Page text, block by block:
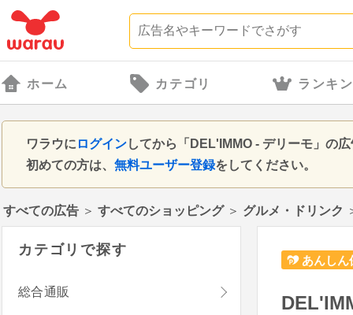
ホーム カテゴリ ランキ
ワラウに ログインしてから「DEL'IMMO - デリーモ」の
初めての方は、 無料ユーザー登録をしてください。
すべての広告 ＞ すべてのショッピング＞ グルメ・ドリンク
あんしん
カテゴリで探す
総合通販